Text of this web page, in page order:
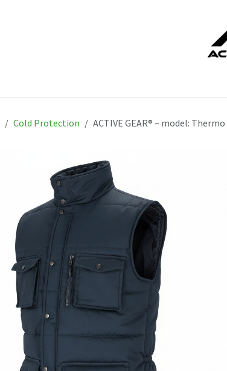
Cold Protection ACTIVE GEAR® – model: